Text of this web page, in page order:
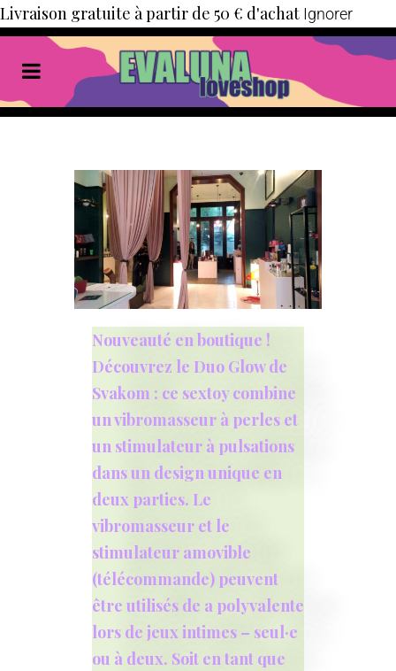
Livraison gratuite à partir de 50 € d'achat Ignorer
Nouveauté en boutique !
Découvrez le Duo Glow de
Svakom : ce sextoy combine
un vibromasseur à perles et
un stimulateur à pulsations
dans un design unique en
deux parties. Le
vibromasseur et le
stimulateur amovible
(télécommande) peuvent
être utilisés de a polyvalente
lors de jeux intimes – seul·e
ou à deux. Soit en tant que